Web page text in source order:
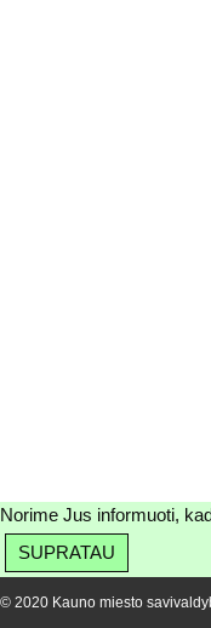
Norime Jus informuoti,
SUPRATAU
© 2020 Kauno miesto